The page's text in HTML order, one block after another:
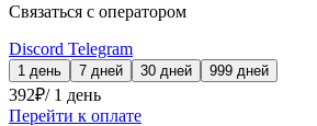
Связаться с оператором
Discord Telegram
1 день 7 дней 30 дней 999 дней
392₽/ 1 день
Перейти к оплате